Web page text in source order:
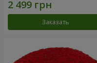
Заказать